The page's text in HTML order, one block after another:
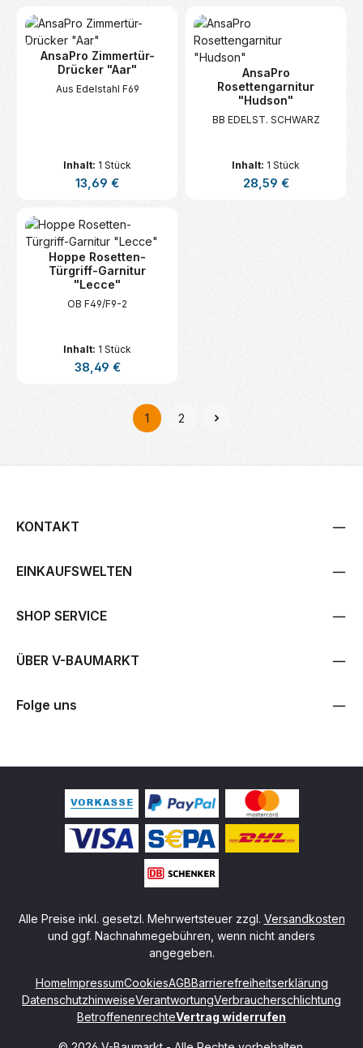
AnsaPro Zimmertür-
Drücker "Aar"
Aus Edelstahl F69
Inhalt: 1 Stück
Regulärer Preis:
13,69 €
AnsaPro
Rosettengarnitur
"Hudson"
BB EDELST. SCHWARZ
Inhalt: 1 Stück
Regulärer Preis:
28,59 €
Hoppe Rosetten-
Türgriff-Garnitur
"Lecce"
OB F49/F9-2
Inhalt: 1 Stück
Regulärer Preis:
38,49 €
Seite
1
Seite
2
KONTAKT
EINKAUFSWELTEN
SHOP SERVICE
ÜBER V-BAUMARKT
Folge uns
Alle Preise inkl. gesetzl. Mehrwertsteuer zzgl. Versandkosten
und ggf. Nachnahmegebühren, wenn nicht anders
angegeben.
HomeImpressumCookiesAGBBarrierefreiheitserklärung
DatenschutzhinweiseVerantwortungVerbraucherschlichtung
BetroffenenrechteVertrag widerrufen